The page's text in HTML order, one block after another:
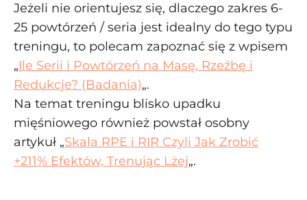
Jeżeli nie orientujesz się, dlaczego zakres 6-
25 powtórzeń / seria jest idealny do tego typu
treningu, to polecam zapoznać się z wpisem
„Ile Serii i Powtórzeń na Masę, Rzeźbę i
Redukcje? (Badania)„.
Na temat treningu blisko upadku
mięśniowego również powstał osobny
artykuł „Skala RPE i RIR Czyli Jak Zrobić
+211% Efektów, Trenując Lżej„.